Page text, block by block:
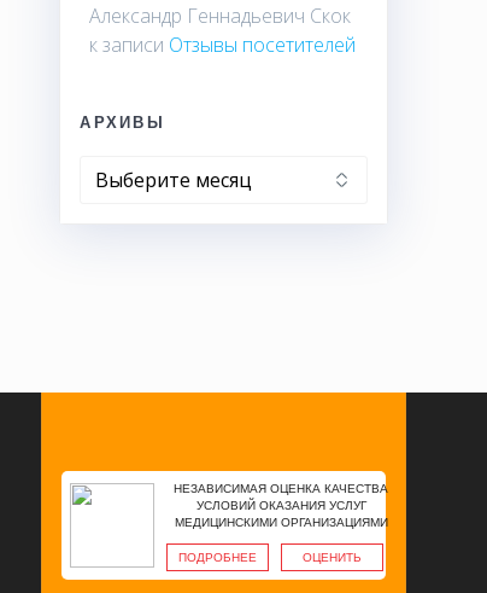
Александр Геннадьевич Скок
к записи Отзывы посетителей
АРХИВЫ
Архивы
НЕЗАВИСИМАЯ ОЦЕНКА КАЧЕСТВА
УСЛОВИЙ ОКАЗАНИЯ УСЛУГ
МЕДИЦИНСКИМИ ОРГАНИЗАЦИЯМИ
ПОДРОБНЕЕ ОЦЕНИТЬ